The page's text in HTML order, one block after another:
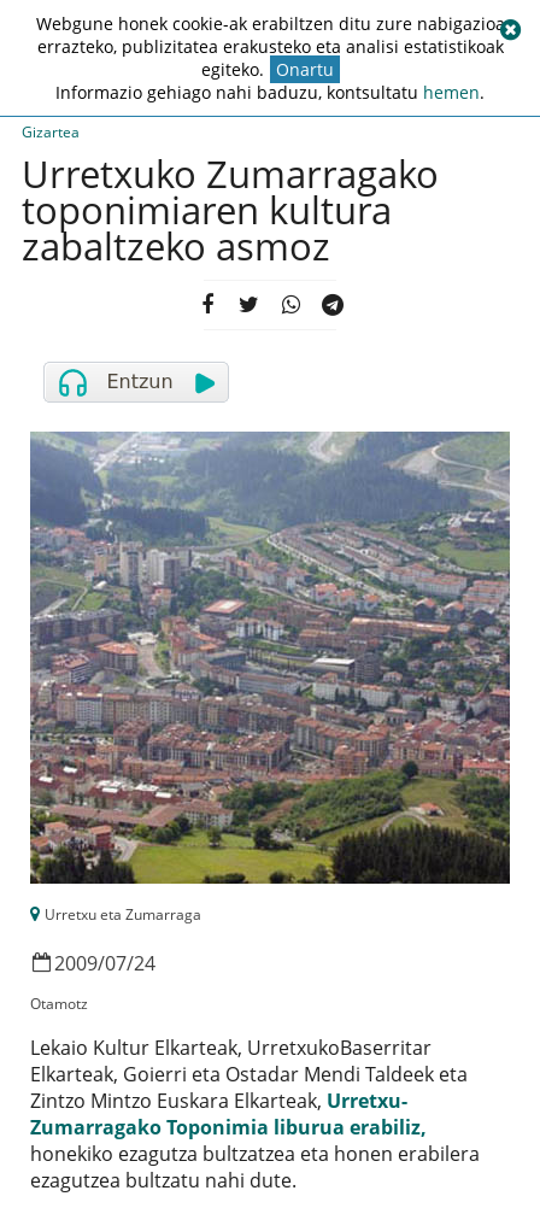
Gizartea
Urretxuko Zumarragako
toponimiaren kultura
zabaltzeko asmoz
Urretxu eta Zumarraga
2009/07/24
Otamotz
Lekaio Kultur Elkarteak, UrretxukoBaserritar
Elkarteak, Goierri eta Ostadar Mendi Taldeek eta
Zintzo Mintzo Euskara Elkarteak, Urretxu-
Zumarragako Toponimia liburua erabiliz,
honekiko ezagutza bultzatzea eta honen erabilera
ezagutzea bultzatu nahi dute.
Webgune honek cookie-ak erabiltzen ditu zure nabigazioa
errazteko, publizitatea erakusteko eta analisi estatistikoak
egiteko. Onartu
Informazio gehiago nahi baduzu, kontsultatu hemen.